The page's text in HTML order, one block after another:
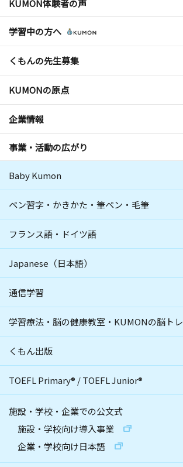
KUMON体験者の声
学習中の方へ
くもんの先生募集
KUMONの原点
企業情報
事業・活動の広がり
Baby Kumon
ペン習字・かきかた・筆ペン・毛筆
フランス語・ドイツ語
Japanese（日本語）
通信学習
学習療法・脳の健康教室・KUMONの脳トレ
くもん出版
TOEFL Primary® /TOEFL Junior®
施設・学校・企業での公文式
施設・学校向け導入事業
企業・学校向け日本語